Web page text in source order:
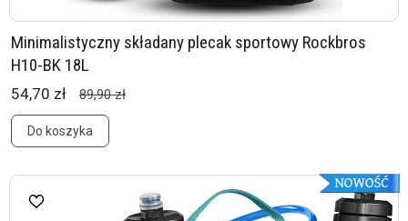
Minimalistyczny składany plecak sportowy Rockbros
H10-BK 18L
54,70 zł 89,90 zł
Do koszyka